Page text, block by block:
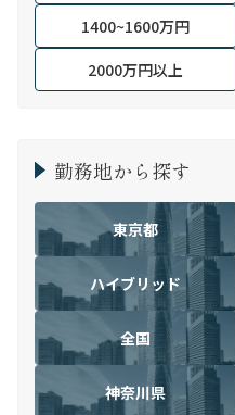
1400~1600万円
2000万円以上
勤務地から探す
東京都
ハイブリッド
全国
神奈川県